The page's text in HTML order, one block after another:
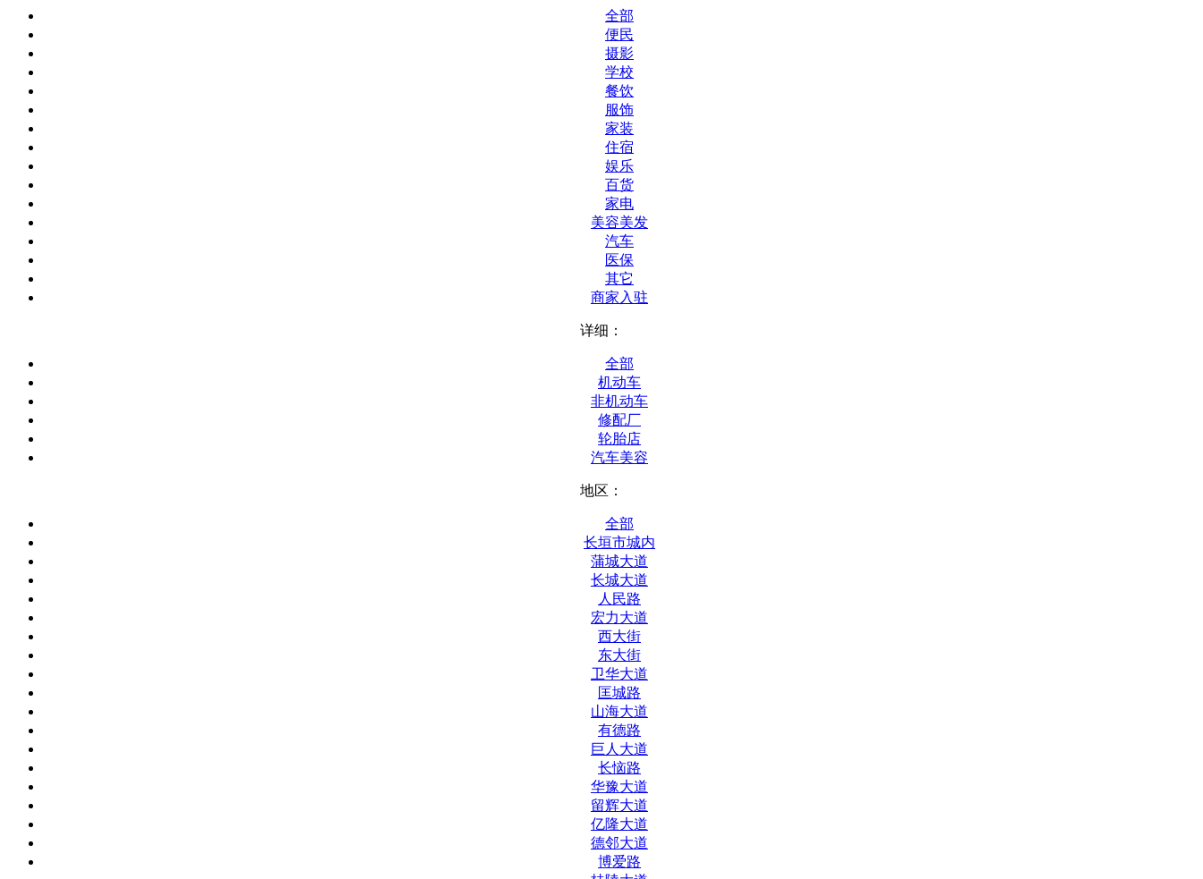
全部
便民
摄影
学校
餐饮
服饰
家装
住宿
娱乐
百货
家电
美容美发
汽车
医保
其它
商家入驻
详细：
全部
机动车
非机动车
修配厂
轮胎店
汽车美容
地区：
全部
长垣市城内
蒲城大道
长城大道
人民路
宏力大道
西大街
东大街
卫华大道
匡城路
山海大道
有德路
巨人大道
长恼路
华豫大道
留辉大道
亿隆大道
德邻大道
博爱路